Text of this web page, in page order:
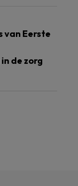
van Eerste
de zorg